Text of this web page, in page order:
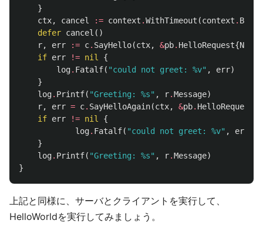
}
ctx, cancel := context .WithTimeout (context .
defer cancel ()
r, err := c. SayHello(ctx, &pb. HelloRequest{Name
if err != nil
{
log. Fatalf( "could not greet: %v" , err)
}
log. Printf( "Greeting: %s" , r.Message)
r, err = c. SayHelloAgain(ctx, &pb. HelloRequest
if err != nil
{
log. Fatalf( "could not greet: %v" , err
}
log. Printf( "Greeting: %s" , r.Message)
}
上記と同様に、サーバとクライアントを実行して、
HelloWorldを実行してみましょう。